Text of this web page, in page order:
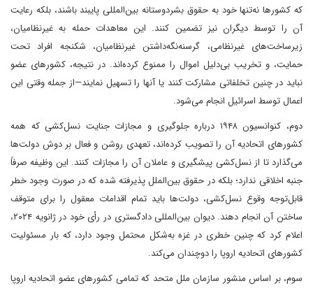
که کشورها نه‌تنها خود به حقوق بشردوستانه بین‌المللی پایبند باشند، بلکه رعایت
آن را توسط دیگران نیز تضمین کنند. این معاهدات حمله به غیرنظامیان،
زیرساخت‌های غیرنظامی، گرسنه‌نگه‌داشتن غیرنظامیان، شکنجه افراد تحت
حمایت، و تخریب بی‌دلیل اموال را ممنوع کرده‌اند. در نتیجه، کشورهای عضو
نباید در چنین تخلفاتی مشارکت کنند یا آنها را تسهیل نمایند—از جمله وقتی این
اعمال توسط اسرائیل انجام می‌شود.
دوم، کنوانسیون ۱۹۴۸ درباره جلوگیری و مجازات جنایت نسل‌کشی که همه
کشورهای اتحادیه آن را تصویب کرده‌اند، تعهدی روشن و فعال بر دوش دولت‌ها
می‌گذارد تا از نسل‌کشی پیشگیری و عاملان آن را مجازات کنند. این وظیفه صرفاً
جنبه اخلاقی ندارد؛ بلکه در حقوق بین‌الملل پذیرفته شده که در صورت وجود خطر
قابل‌توجه وقوع نسل‌کشی، دولت‌ها باید تمام اقدامات معقول را برای متوقف
ساختن آن انجام دهند. دیوان بین‌المللی دادگستری در رأی خود در ژانویه ۲۰۲۴،
اعلام کرد که چنین خطری در غزه به‌شکل محتمل وجود دارد، که بار مسئولیت
کشورهای اتحادیه اروپا را دوچندان می‌کند.
سوم، بر اساس منشور سازمان ملل متحد که تمامی کشورهای عضو اتحادیه اروپا